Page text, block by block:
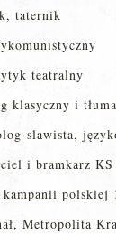
taternik
teatralny
klasyczny i
slawista,
i bramkarz
kampanii polskiej
Metropolita